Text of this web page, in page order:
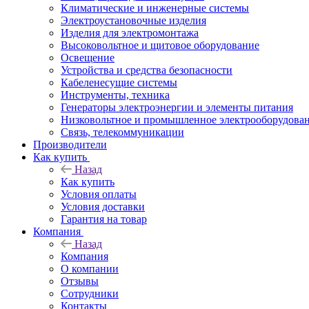
Климатические и инженерные системы
Электроустановочные изделия
Изделия для электромонтажа
Высоковольтное и щитовое оборудование
Освещение
Устройства и средства безопасности
Кабеленесущие системы
Инструменты, техника
Генераторы электроэнергии и элементы питания
Низковольтное и промышленное
Связь, телекоммуникации
Производители
Как купить
Назад
Как купить
Условия оплаты
Условия доставки
Гарантия на товар
Компания
Назад
Компания
О компании
Отзывы
Сотрудники
Контакты